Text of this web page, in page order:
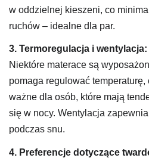
w oddzielnej kieszeni, co
ruchów – idealne dla par.
3. Termoregulacja i wentylacja:
Niektóre materace są
pomaga regulować
ważne dla osób, które mają
się w nocy. Wentylacja
podczas snu.
4. Preferencje dotyczące